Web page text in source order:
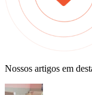
Nossos artigos em